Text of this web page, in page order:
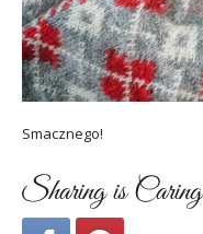
Smacznego!
Sharing is Caring